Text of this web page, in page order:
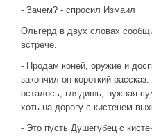
- Зачем? - спросил Измаил
Ольгерд в двух словах
встрече.
- Продам коней, оружие и
закончил он короткий
осталось, глядишь, нужная
хоть на дорогу с кистенем
- Это пусть Душегубец с